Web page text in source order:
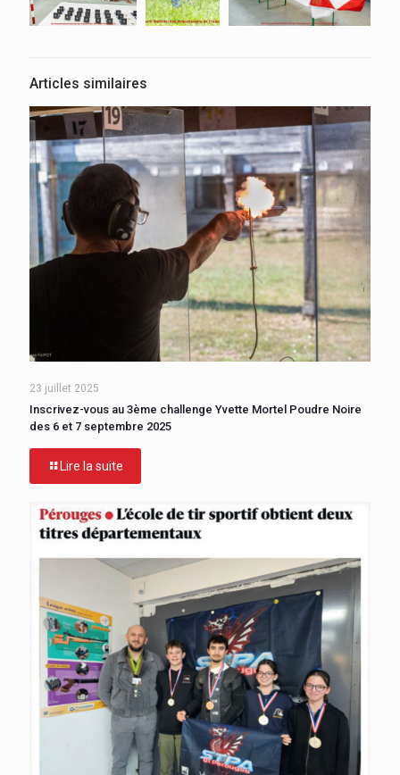
Articles similaires
23 juillet 2025
Inscrivez-vous au 3ème challenge Yvette Mortel Poudre Noire
des 6 et 7 septembre 2025
Lire la suite